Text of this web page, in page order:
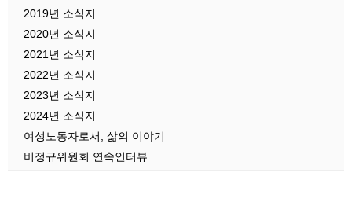
2019년 소식지
2020년 소식지
2021년 소식지
2022년 소식지
2023년 소식지
2024년 소식지
여성노동자로서, 삶의 이야기
비정규위원회 연속인터뷰